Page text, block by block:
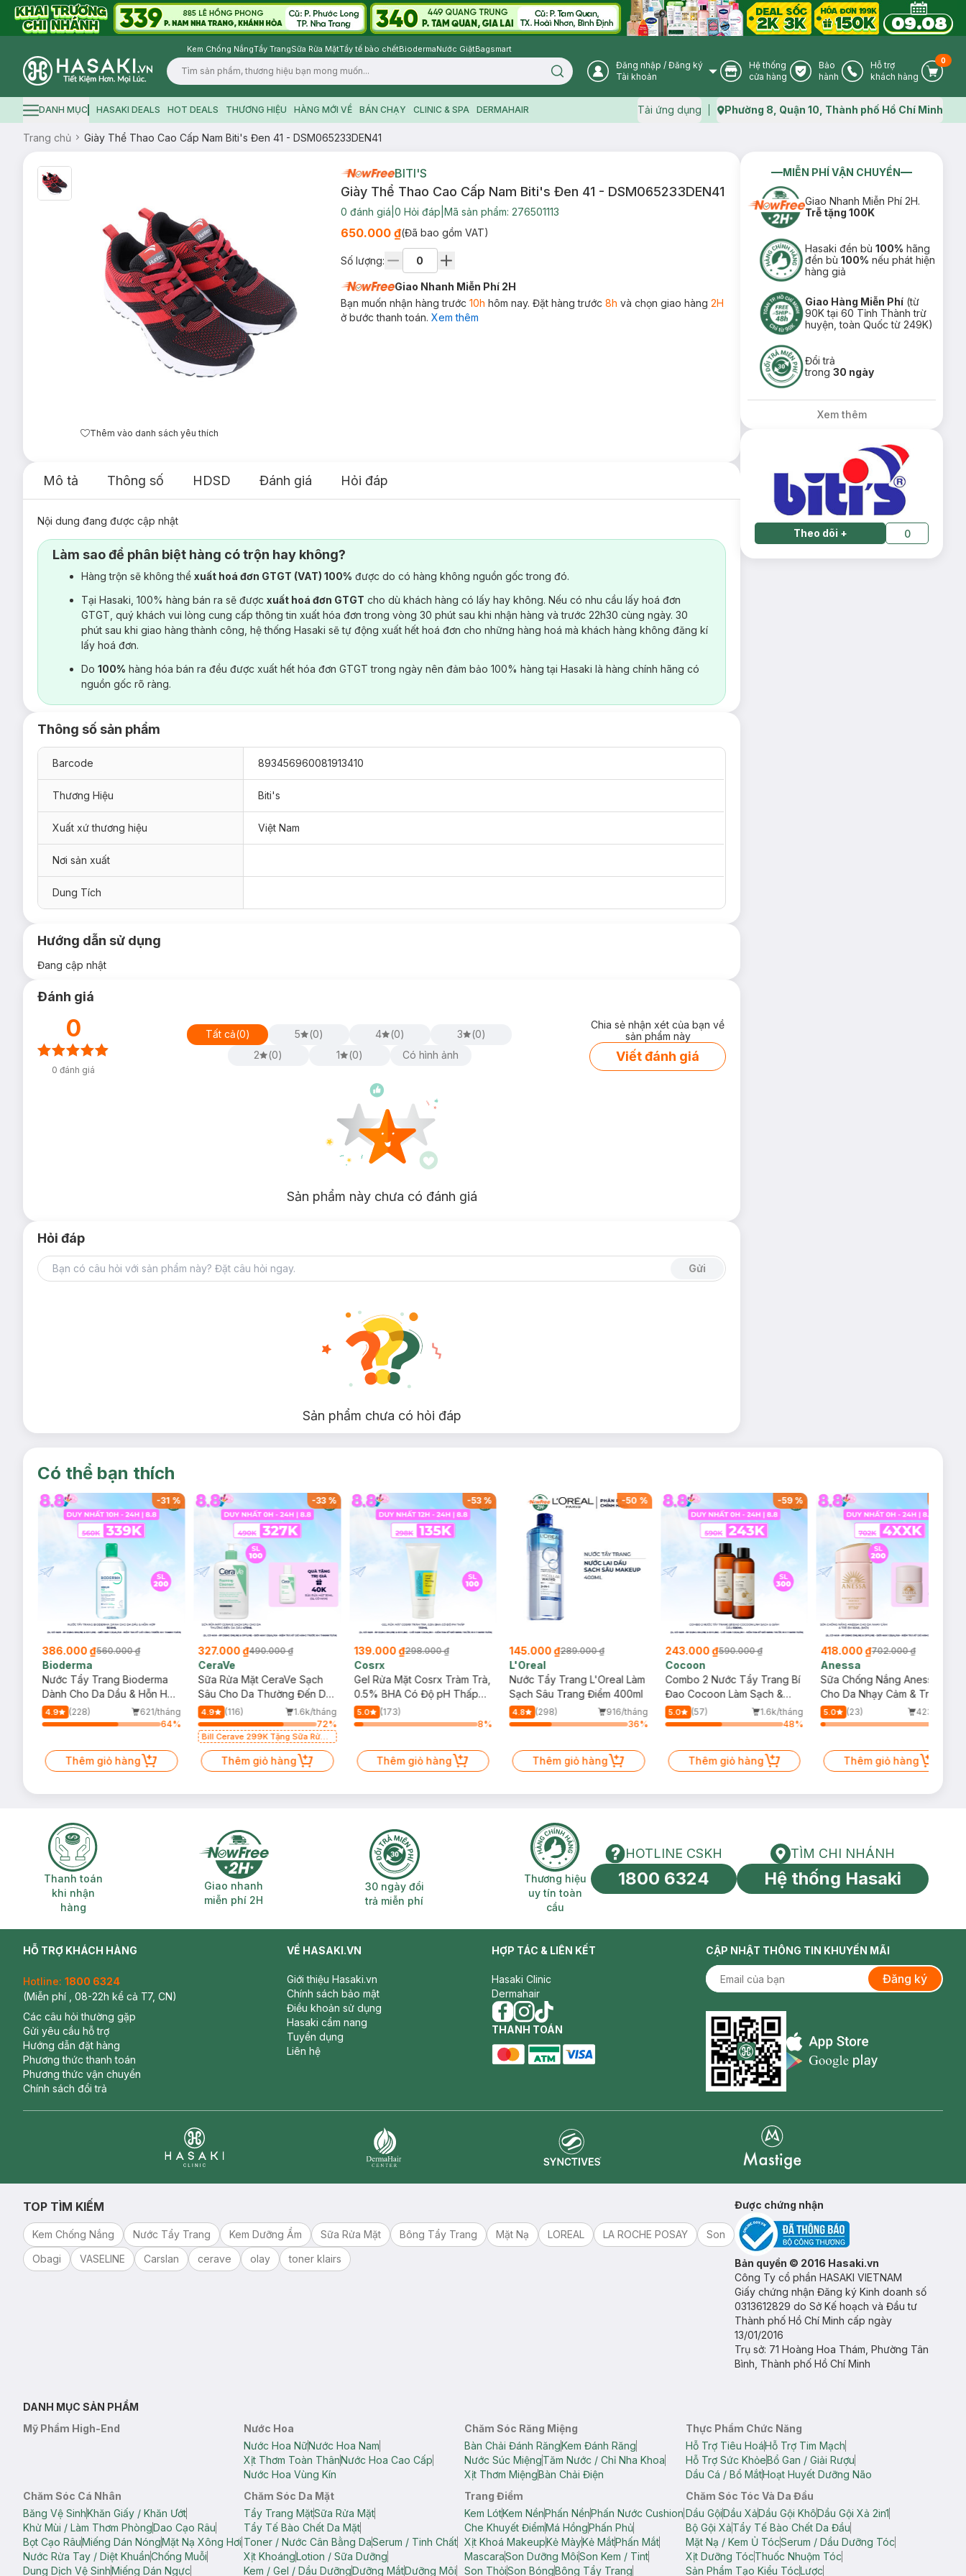
Kem Chống NắngTẩy TrangSữa Rửa MặtTẩy tế bào chếtBiodermaNước GiặtBagsmart
Logo
Search icon User Icon
Đăng nhập / Đăng ký
Tài khoản
Store Icon
Hệ thống
cửa hàng
Warranty Icon
Bảo
hành
Phone Icon
Hỗ trợ
khách hàng
Cart
0
Hamburger icon
DANH MỤC HASAKI DEALS HOT DEALS THƯƠNG HIỆU HÀNG MỚI VỀ BÁN CHẠY CLINIC & SPA DERMAHAIR Tải ứng dụng Map icon
Phường 8, Quận 10, Thành phố Hồ Chí Minh
Trang chủ Giày Thể Thao Cao Cấp Nam Biti's Đen 41 - DSM065233DEN41
Thêm vào danh sách yêu thích
BITI'S
Giày Thể Thao Cao Cấp Nam Biti's Đen 41 - DSM065233DEN41
0 đánh giá 0 Hỏi đáp Mã sản phẩm: 276501113
650.000 ₫(Đã bao gồm VAT)
Số lượng:
Giao Nhanh Miễn Phí 2H
Bạn muốn nhận hàng trước 10h hôm nay. Đặt hàng trước 8h và chọn giao hàng 2H
ở bước thanh toán. Xem thêm
Mô tả Thông số HDSD Đánh giá Hỏi đáp
Nội dung đang được cập nhật
Làm sao để phân biệt hàng có trộn hay không?
Hàng trộn sẽ không thể xuất hoá đơn GTGT (VAT) 100% được do có hàng không nguồn gốc trong đó.
Tại Hasaki, 100% hàng bán ra sẽ được xuất hoá đơn GTGT cho dù khách hàng có lấy hay không. Nếu có nhu cầu lấy hoá đơn
GTGT, quý khách vui lòng cung cấp thông tin xuất hóa đơn trong vòng 30 phút sau khi nhận hàng và trước 22h30 cùng ngày. 30
phút sau khi giao hàng thành công, hệ thống Hasaki sẽ tự động xuất hết hoá đơn cho những hàng hoá mà khách hàng không đăng kí
lấy hoá đơn.
Do 100% hàng hóa bán ra đều được xuất hết hóa đơn GTGT trong ngày nên đảm bảo 100% hàng tại Hasaki là hàng chính hãng có
nguồn gốc rõ ràng.
Thông số sản phẩm
Barcode 893456960081913410
Thương Hiệu Biti's
Xuất xứ thương hiệu Việt Nam
Nơi sản xuất
Dung Tích
Hướng dẫn sử dụng
Đang cập nhật
Đánh giá
0
0 đánh giá
Tất cả(0) 5 (0) 4 (0) 3 (0)
2
(0) 1 (0) Có hình ảnh
Chia sẻ nhận xét của bạn về
sản phẩm này
Viết đánh giá
Sản phẩm này chưa có đánh giá
Hỏi đáp
Gửi
Sản phẩm chưa có hỏi đáp
MIỄN PHÍ VẬN CHUYỂN
Giao Nhanh Miễn Phí 2H.
Trễ tặng 100K
Hasaki đền bù100% hãng
đền bù100% nếu phát hiện
hàng giả
Giao Hàng Miễn Phí (từ
90K tại 60 Tỉnh Thành trừ
huyện, toàn Quốc từ 249K)
Đổi trả
trong30 ngày
Xem thêm
Theo dõi + 0
Có thể bạn thích
-31 %
386.000 ₫560.000 ₫
Bioderma
Nước Tẩy Trang Bioderma
Dành Cho Da Dầu & Hỗn Hợp
500ml
4.9 (228)
621/tháng
64%
Thêm giỏ hàng
-33%
327.000 ₫490.000 ₫
CeraVe
Sữa Rửa Mặt CeraVe Sạch
Sâu Cho Da Thường Đến Da
Dầu 473ml
4.9 (116)
1.6k/tháng
72%
Bill Cerave 299K Tặng Sữa Rửa
Mặt Cerave 30ml (SL có hạn)
Thêm giỏ hàng
-53%
139.000 ₫298.000 ₫
Cosrx
Gel Rửa Mặt Cosrx Tràm Trà,
0.5% BHA Có Độ pH Thấp
150ml
5.0
(173)
8%
Thêm giỏ hàng
-50 %
145.000 ₫289.000 ₫
L'Oreal
Nước Tẩy Trang L'Oreal Làm
Sạch Sâu Trang Điểm 400ml
4.8 (298)
916/tháng
36%
Thêm giỏ hàng
-59%
243.000 ₫590.000 ₫
Cocoon
Combo 2 Nước Tẩy Trang Bí
Đao Cocoon Làm Sạch &
Giảm Dầu 500ml
5.0 (57)
1.6k/tháng
48%
Thêm giỏ hàng
418.000 ₫702.000 ₫
Anessa
Sữa Chống Nắng Anessa
Cho Da Nhạy Cảm & Trẻ Em
60ml (Mới)
5.0 (23)
423/tháng
Thêm giỏ hàng
Thanh toán khi nhận hàng
Thanh toán
khi nhận
hàng
Giao nhanh miễn phí 2H
Giao nhanh
miễn phí 2H
30 ngày đổi trả miễn phí
30 ngày đổi
trả miễn phí
Thương hiệu uy tín toàn cầu
Thương hiệu
uy tín toàn
cầu
HOTLINE CSKH
HOTLINE CSKH
1800 6324
Tìm chi nhánh
TÌM CHI NHÁNH
Hệ thống Hasaki
HỖ TRỢ KHÁCH HÀNG
Hotline: 1800 6324
(Miễn phí , 08-22h kể cả T7, CN)
Các câu hỏi thường gặp
Gửi yêu cầu hỗ trợ
Hướng dẫn đặt hàng
Phương thức thanh toán
Phương thức vận chuyển
Chính sách đổi trả
VỀ HASAKI.VN
Giới thiệu Hasaki.vn
Chính sách bảo mật
Điều khoản sử dụng
Hasaki cẩm nang
Tuyển dụng
Liên hệ
HỢP TÁC & LIÊN KẾT
Hasaki Clinic
Dermahair
facebook
instagram
tiktok
THANH TOÁN
CẬP NHẬT THÔNG TIN KHUYẾN MÃI
Đăng ký
Appstore icon
TOP TÌM KIẾM
Kem Chống Nắng Nước Tẩy Trang Kem Dưỡng Ẩm Sữa Rửa Mặt Bông Tẩy Trang Mặt Nạ LOREAL LA ROCHE POSAY
Son
Obagi
VASELINE Carslan cerave olay toner klairs
Được chứng nhận
Bản quyền © 2016 Hasaki.vn
Công Ty cổ phần HASAKI VIETNAM
Giấy chứng nhận Đăng ký Kinh doanh số
0313612829 do Sở Kế hoạch và Đầu tư
Thành phố Hồ Chí Minh cấp ngày
13/01/2016
Trụ sở: 71 Hoàng Hoa Thám, Phường Tân
Bình, Thành phố Hồ Chí Minh
DANH MỤC SẢN PHẨM
Mỹ Phẩm High-End
Nước Hoa
Nước Hoa NữNước Hoa Nam
Xịt Thơm Toàn ThânNước Hoa Cao Cấp
Nước Hoa Vùng Kín
Chăm Sóc Răng Miệng
Bàn Chải Đánh RăngKem Đánh Răng
Nước Súc MiệngTăm Nước / Chỉ Nha Khoa
Xịt Thơm MiệngBàn Chải Điện
Thực Phẩm Chức Năng
Hỗ Trợ Tiêu HoáHỗ Trợ Tim Mạch
Hỗ Trợ Sức KhỏeBổ Gan / Giải Rượu
Dầu Cá / Bổ MắtHoạt Huyết Dưỡng Não
Chăm Sóc Cá Nhân
Băng Vệ SinhKhăn Giấy / Khăn Ướt
Khử Mùi / Làm Thơm PhòngDao Cạo Râu
Bọt Cạo RâuMiếng Dán NóngMặt Nạ Xông Hơi
Nước Rửa Tay / Diệt KhuẩnChống Muỗi
Dung Dịch Vệ SinhMiếng Dán Ngực
Chăm Sóc Da Mặt
Tẩy Trang MặtSữa Rửa Mặt
Tẩy Tế Bào Chết Da Mặt
Toner / Nước Cân Bằng DaSerum / Tinh Chất
Xịt KhoángLotion / Sữa Dưỡng
Kem / Gel / Dầu DưỡngDưỡng MắtDưỡng Môi
Trang Điểm
Kem LótKem NềnPhấn NềnPhấn Nước Cushion
Che Khuyết ĐiểmMá HồngPhấn Phủ
Xịt Khoá MakeupKẻ MàyKẻ MắtPhấn Mắt
MascaraSon Dưỡng MôiSon Kem / Tint
Son ThỏiSon BóngBông Tẩy Trang
Chăm Sóc Tóc Và Da Đầu
Dầu GộiDầu XảDầu Gội KhôDầu Gội Xả 2in1
Bộ Gội XảTẩy Tế Bào Chết Da Đầu
Mặt Nạ / Kem Ủ TócSerum / Dầu Dưỡng Tóc
Xịt Dưỡng TócThuốc Nhuộm Tóc
Sản Phẩm Tạo Kiểu TócLược